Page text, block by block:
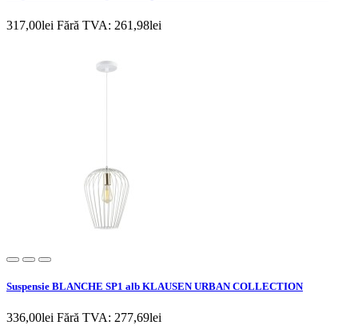
317,00lei Fără TVA: 261,98lei
Suspensie BLANCHE SP1 alb KLAUSEN URBAN COLLECTION
336,00lei Fără TVA: 277,69lei